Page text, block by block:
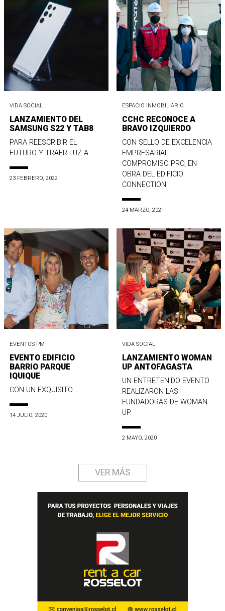
VIDA SOCIAL
LANZAMIENTO DEL
SAMSUNG S22 Y TAB8
PARA REESCRIBIR EL
FUTURO Y TRAER LUZ A ...
23 FEBRERO, 2022
ESPACIO INMOBILIARIO
CCHC RECONOCE A
BRAVO IZQUIERDO
CON SELLO DE EXCELENCIA
EMPRESARIAL
COMPROMISO PRO, EN
OBRA DEL EDIFICIO
CONNECTION
24 MARZO, 2021
EVENTOS PM
EVENTO EDIFICIO
BARRIO PARQUE
IQUIQUE
CON UN EXQUISITO ...
14 JULIO, 2020
VIDA SOCIAL
LANZAMIENTO WOMAN
UP ANTOFAGASTA
UN ENTRETENIDO EVENTO
REALIZARON LAS
FUNDADORAS DE WOMAN
UP.
2 MAYO, 2020
VER MÁS